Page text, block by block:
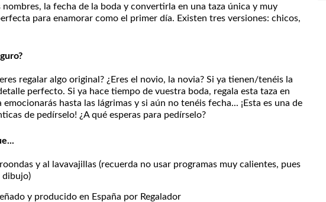
nombres, la fecha de la boda y convertirla en una taza única y muy
para enamorar como el primer día. Existen tres versiones: chicos,
regalar algo original? ¿Eres el novio, la novia? Si ya tienen/tenéis la
perfecto. Si ya hace tiempo de vuestra boda, regala esta taza en
hasta las lágrimas y si aún no tenéis fecha... ¡Esta es una de
de pedírselo! ¿A qué esperas para pedírselo?
y al lavavajillas (recuerda no usar programas muy calientes, pues
dibujo)
y producido en España por Regalador